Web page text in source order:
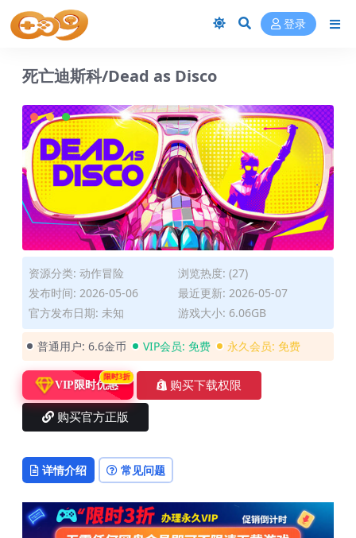
登录
死亡迪斯科/Dead as Disco
资源分类: 动作冒险
浏览热度: (27)
发布时间: 2026-05-06
最近更新: 2026-05-07
官方发布日期: 未知
游戏大小: 6.06GB
普通用户: 6.6金币 VIP会员: 免费 永久会员: 免费
VIP限时优惠
限时3折
购买下载权限
购买官方正版
详情介绍 常见问题